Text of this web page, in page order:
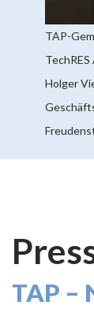
TAP-
Holger
TAP –